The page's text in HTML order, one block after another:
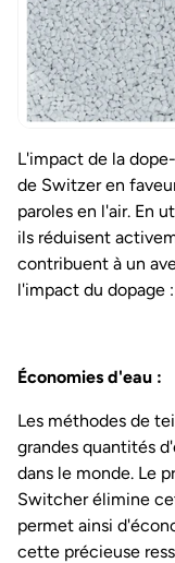
L'impact de la
de Switzer en
paroles en l'air. En
ils réduisent
contribuent à un
l'impact du dopage :
Économies d'eau :
Les méthodes de
grandes quantités
dans le monde. Le
Switcher élimine
permet ainsi
cette précieuse